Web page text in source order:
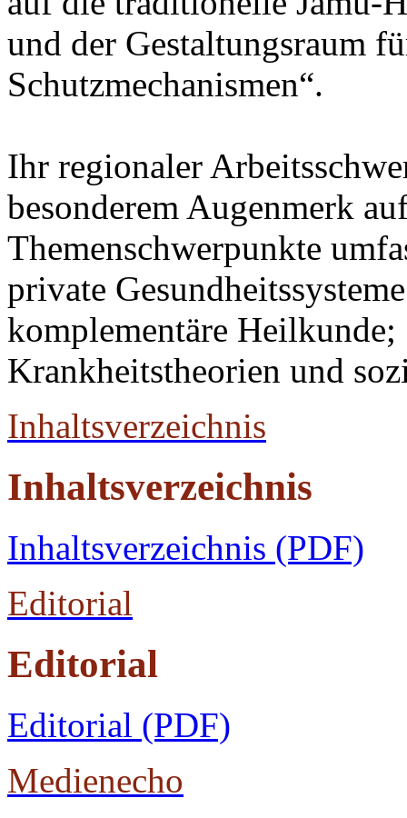
und der Gestaltungsraum
Schutzmechanismen“.
Ihr regionaler
besonderem Augenmerk
Themenschwerpunkte
private
komplementäre
Krankheitstheorien und
Inhaltsverzeichnis
Inhaltsverzeichnis
Inhaltsverzeichnis (PDF)
Editorial
Editorial
Editorial (PDF)
Medienecho